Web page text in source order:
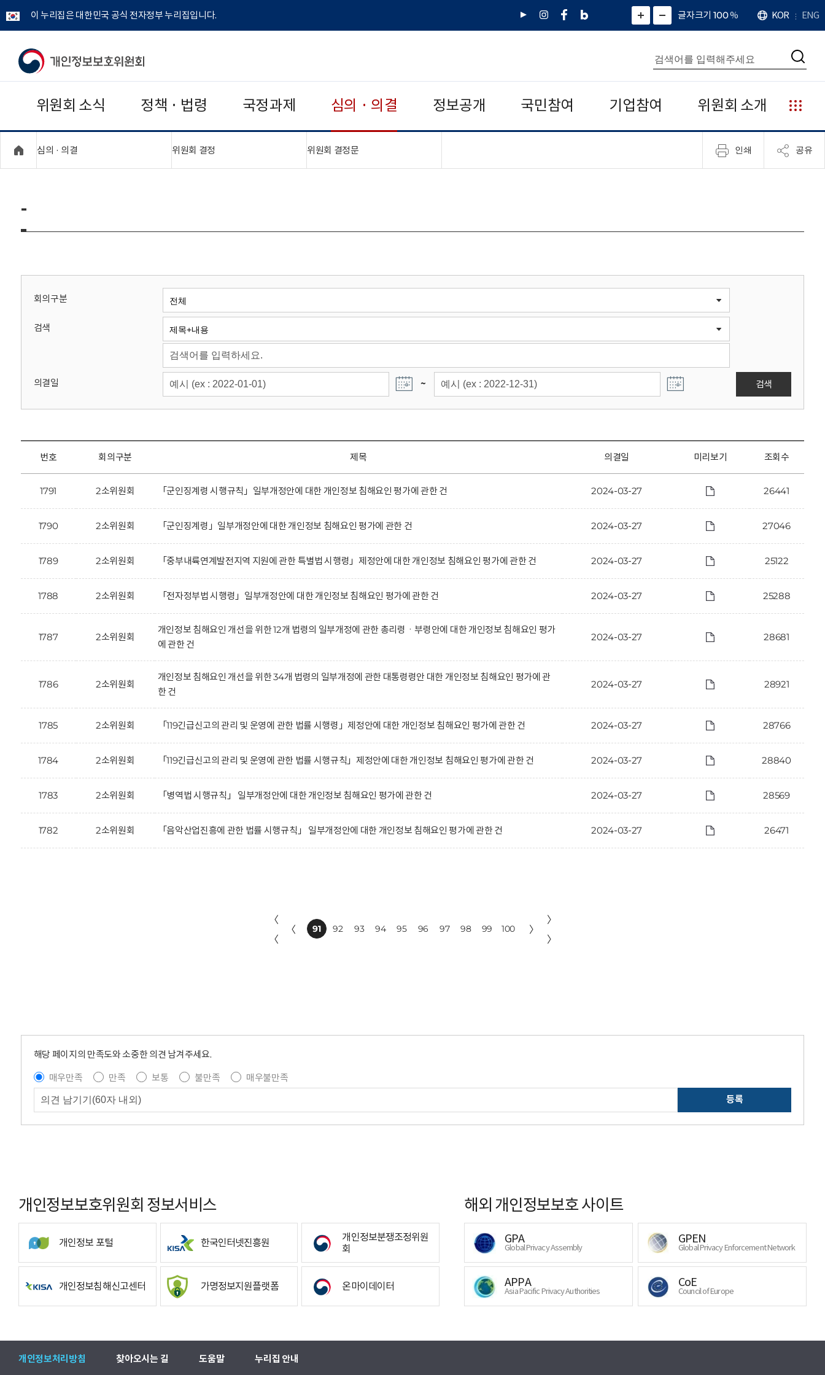
이 누리집은 대한민국 공식 전자정부 누리집입니다.
유
인
페
네
그
)
화
면
면
소
확
대
치
글자크기 100%
언
어
KOR ENG
개
보
보
위
회
통
합
검
색
검
위원회 소식 정책 · 법령 국정과제 심의 · 의결 정보공개 국민참여 기업참여 위원회 소개
누
리
집
안
심의 · 의결 위원회 결정 위원회 결정문"접기,펼치기" 인쇄 공유
-
회의구분
검색
의결일 ~ 검색
번호 회의구분 제목 의결일 미리보기 조회수
1791 2소위원회 「군인징계령 시행규칙」일부개정안에 대한 개인정보 침해요인 평가에 관한 건 2024-03-27 26441
1790 2소위원회 「군인징계령」일부개정안에 대한 개인정보 침해요인 평가에 관한 건 2024-03-27 27046
1789 2소위원회 「중부내륙연계발전지역 지원에 관한 특별법 시행령」제정안에 대한 개인정보 침해요인 평가에 관한 건 2024-03-27 25122
1788 2소위원회 「전자정부법 시행령」일부개정안에 대한 개인정보 침해요인 평가에 관한 건 2024-03-27 25288
1787 2소위원회
개인정보 침해요인 개선을 위한 12개 법령의 일부개정에 관한 총리령ㆍ부령안에 대한 개인정보 침해요인 평가
에 관한 건
2024-03-27 28681
1786 2소위원회
개인정보 침해요인 개선을 위한 34개 법령의 일부개정에 관한 대통령령안 대한 개인정보 침해요인 평가에 관
한 건
2024-03-27 28921
1785 2소위원회 「119긴급신고의 관리 및 운영에 관한 법률 시행령」제정안에 대한 개인정보 침해요인 평가에 관한 건 2024-03-27 28766
1784 2소위원회 「119긴급신고의 관리 및 운영에 관한 법률 시행규칙」제정안에 대한 개인정보 침해요인 평가에 관한 건 2024-03-27 28840
1783 2소위원회 「병역법 시행규칙」 일부개정안에 대한 개인정보 침해요인 평가에 관한 건 2024-03-27 28569
1782 2소위원회 「음악산업진흥에 관한 법률 시행규칙」 일부개정안에 대한 개인정보 침해요인 평가에 관한 건 2024-03-27 26471
〈
〈
〈 91 92 93 94 95 96 97 98 99 100 〉
〉
〉
해당 페이지의 만족도와 소중한 의견 남겨주세요.
매우만족
만족 보통 불만족
매우불만족
등록
개인정보보호위원회 정보서비스
개인정보 포털 한국인터넷진흥원
개인정보분쟁조정위원
회
개인정보침해신고센터 가명정보지원플랫폼 온마이데이터
해외 개인정보보호 사이트
GPA
Global Privacy Assembly
GPEN
Global Privacy Enforcement Network
APPA
Asia Pacific Privacy Authorities
CoE
Council of Europe
개인정보처리방침 찾아오시는 길 도움말 누리집 안내